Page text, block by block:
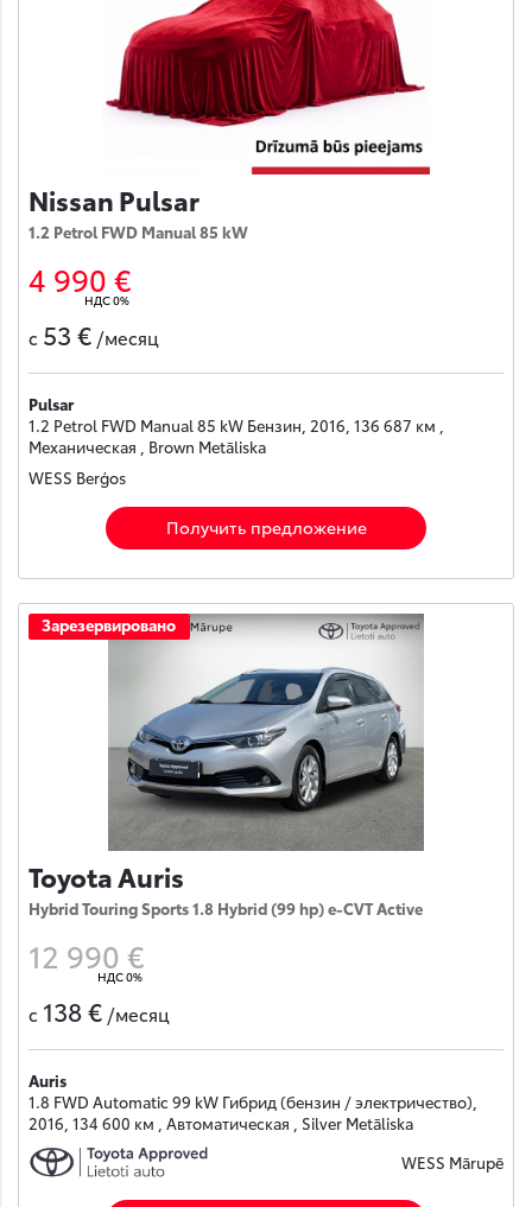
Nissan Pulsar
1.2 Petrol FWD Manual 85 kW
4 990 €
НДС 0%
с 53 € /месяц
Pulsar
1.2 Petrol FWD Manual 85 kW Бензин, 2016, 136 687 км ,
Механическая , Brown Metāliska
WESS Berģos
Получить предложение
Зарезервировано
Toyota Auris
Hybrid Touring Sports 1.8 Hybrid (99 hp) e-CVT Active
12 990 €
НДС 0%
с 138 € /месяц
Auris
1.8 FWD Automatic 99 kW Гибрид (бензин / электричество),
2016, 134 600 км , Автоматическая , Silver Metāliska
WESS Mārupē